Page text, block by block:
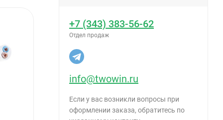
+7 (343) 383-56-62
Отдел продаж
info@twowin.ru
Если у вас возникли вопросы при
оформлении заказа, обратитесь по